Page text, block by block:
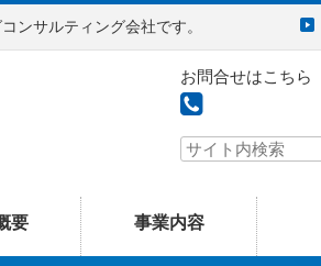
ンサルティング会社です。
お問合せはこちら
要 事業内容